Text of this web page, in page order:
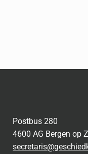
Postbus 280
4600 AG Bergen op